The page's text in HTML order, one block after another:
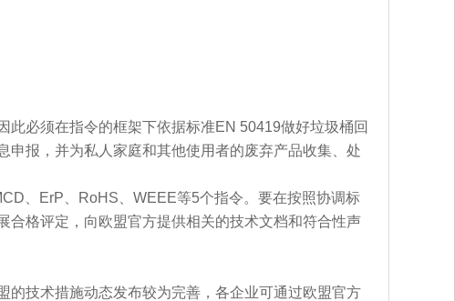
必须在指令的框架下依据标准EN 50419做好垃圾桶回
报，并为私人家庭和其他使用者的废弃产品收集、处
、ErP、RoHS、WEEE等5个指令。要在按照协调标
合格评定，向欧盟官方提供相关的技术文档和符合性声
的技术措施动态发布较为完善，各企业可通过欧盟官方